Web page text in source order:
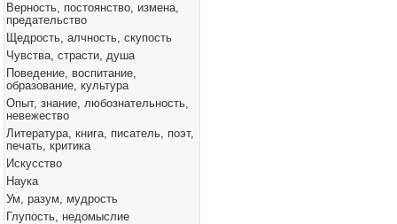
Верность, постоянство, измена,
предательство
Щедрость, алчность, скупость
Чувства, страсти, душа
Поведение, воспитание,
образование, культура
Опыт, знание, любознательность,
невежество
Литература, книга, писатель, поэт,
печать, критика
Искусство
Наука
Ум, разум, мудрость
Глупость, недомыслие